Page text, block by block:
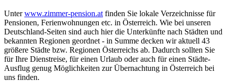
Unterwww.zimmer-pension.at finden Sie lokale Verzeichnisse für
Pensionen, Ferienwohnungen etc. in Österreich. Wie bei unseren
Deutschland-Seiten sind auch hier die Unterkünfte nach Städten und
bekannten Regionen geordnet - in Summe decken wir aktuell 43
größere Städte bzw. Regionen Österreichs ab. Dadurch sollten Sie
für Ihre Dienstreise, für einen Urlaub oder auch für einen Städte-
Ausflug genug Möglichkeiten zur Übernachtung in Österreich bei
uns finden.